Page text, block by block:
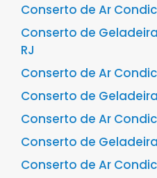
Conserto de Ar
Conserto de
RJ
Conserto de Ar
Conserto de
Conserto de Ar
Conserto de
Conserto de Ar